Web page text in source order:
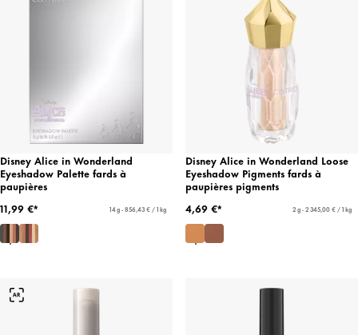
Disney Alice in Wonderland
Eyeshadow Palette fards à
paupières
11,99 €*
14 g - 856,43 € / 1 kg
Disney Alice in Wonderland Loose
Eyeshadow Pigments fards à
paupières pigments
4,69 €*
2 g - 2 345,00 € / 1 kg